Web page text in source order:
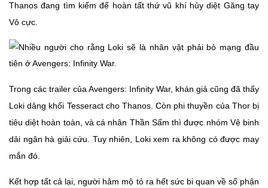
Thanos đang tìm kiếm để hoàn tất thứ vũ khí hủy diệt Găng tay
Vô cực.
Trong các trailer của Avengers: Infinity War, khán giả cũng đã thấy
Loki dâng khối Tesseract cho Thanos. Còn phi thuyền của Thor bị
tiêu diệt hoàn toàn, và cá nhân Thần Sấm thì được nhóm Vệ binh
dải ngân hà giải cứu. Tuy nhiên, Loki xem ra không có được may
mắn đó.
Kết hợp tất cả lại, người hâm mộ tỏ ra hết sức bi quan về số phận